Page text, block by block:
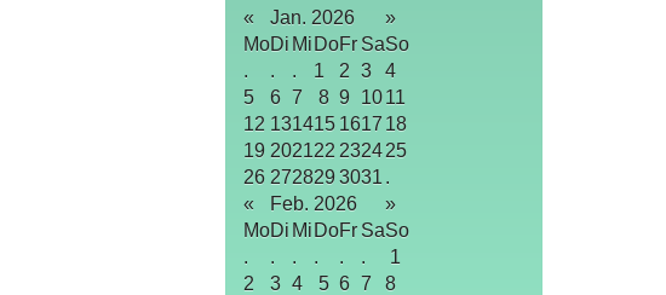
« Jan. 2026
»
MoDi Mi DoFr SaSo
.
. . 1 2 3
4
5
6 7 8 9 10 11
12 131415 1617 18
19 202122 2324 25
26 272829 3031 .
«
Feb. 2026
»
MoDi Mi DoFr SaSo
.
. . . . .
1
2
3 4 5 6 7
8